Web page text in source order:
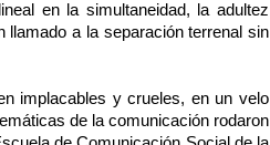
en la simultaneidad, la adultez
llamado a la separación terrenal sin
implacables y crueles, en un velo
de la comunicación rodaron